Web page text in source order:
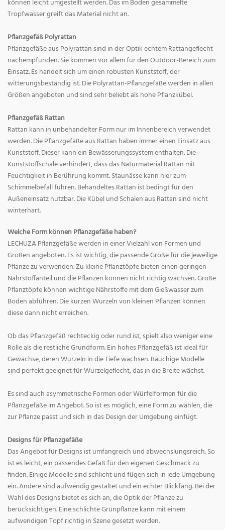
können leicht umgestellt werden. Das im Boden gesammelte
Tropfwasser greift das Material nicht an.
Pflanzgefäß Polyrattan
Pflanzgefäße aus Polyrattan sind in der Optik echtem Rattangeflecht
nachempfunden. Sie kommen vor allem für den Outdoor-Bereich zum
Einsatz. Es handelt sich um einen robusten Kunststoff, der
witterungsbeständig ist. Die Polyrattan-Pflanzgefäße werden in allen
Größen angeboten und sind sehr beliebt als hohe Pflanzkübel.
Pflanzgefäß Rattan
Rattan kann in unbehandelter Form nur im Innenbereich verwendet
werden. Die Pflanzgefäße aus Rattan haben immer einen Einsatz aus
Kunststoff. Dieser kann ein Bewässerungssystem enthalten. Die
Kunststoffschale verhindert, dass das Naturmaterial Rattan mit
Feuchtigkeit in Berührung kommt. Staunässe kann hier zum
Schimmelbefall führen. Behandeltes Rattan ist bedingt für den
Außeneinsatz nutzbar. Die Kübel und Schalen aus Rattan sind nicht
winterhart.
Welche Form können Pflanzgefäße haben?
LECHUZA Pflanzgefäße werden in einer Vielzahl von Formen und
Größen angeboten. Es ist wichtig, die passende Größe für die jeweilige
Pflanze zu verwenden. Zu kleine Pflanztöpfe bieten einen geringen
Nährstoffanteil und die Pflanzen können nicht richtig wachsen. Große
Pflanztöpfe können wichtige Nährstoffe mit dem Gießwasser zum
Boden abführen. Die kurzen Wurzeln von kleinen Pflanzen können
diese dann nicht erreichen.
Ob das Pflanzgefäß rechteckig oder rund ist, spielt also weniger eine
Rolle als die restliche Grundform. Ein hohes Pflanzgefäß ist ideal für
Gewächse, deren Wurzeln in die Tiefe wachsen. Bauchige Modelle
sind perfekt geeignet für Wurzelgeflecht, das in die Breite wächst.
Es sind auch asymmetrische Formen oder Würfelformen für die
Pflanzgefäße im Angebot. So ist es möglich, eine Form zu wählen, die
zur Pflanze passt und sich in das Design der Umgebung einfügt.
Designs für Pflanzgefäße
Das Angebot für Designs ist umfangreich und abwechslungsreich. So
ist es leicht, ein passendes Gefäß für den eigenen Geschmack zu
finden. Einige Modelle sind schlicht und fügen sich in jede Umgebung
ein. Andere sind aufwendig gestaltet und ein echter Blickfang. Bei der
Wahl des Designs bietet es sich an, die Optik der Pflanze zu
berücksichtigen. Eine schlichte Grünpflanze kann mit einem
aufwendigen Topf richtig in Szene gesetzt werden.